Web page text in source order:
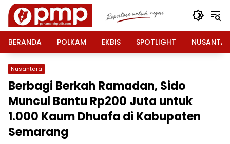
Langsung
konten
BERANDA
POLKAM EKBIS SPOTLIGHT
Nusantara
Berbagi Berkah Ramadan, Sido
Muncul Bantu Rp200 Juta untuk
1.000 Kaum Dhuafa di Kabupaten
Semarang